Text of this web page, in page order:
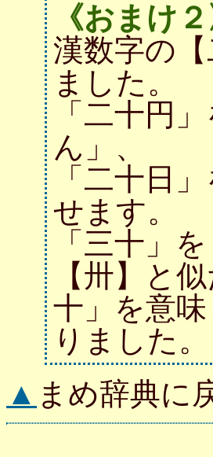
《おまけ２
漢数字の
ました。
「二十円
ん」、
「二十日
せます。
「三十」
【卅】と
十」を意
りました。
▲ まめ辞典に